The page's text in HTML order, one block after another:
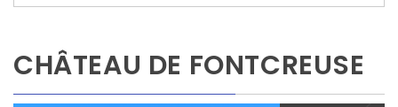
CHÂTEAU DE FONTCREUSE